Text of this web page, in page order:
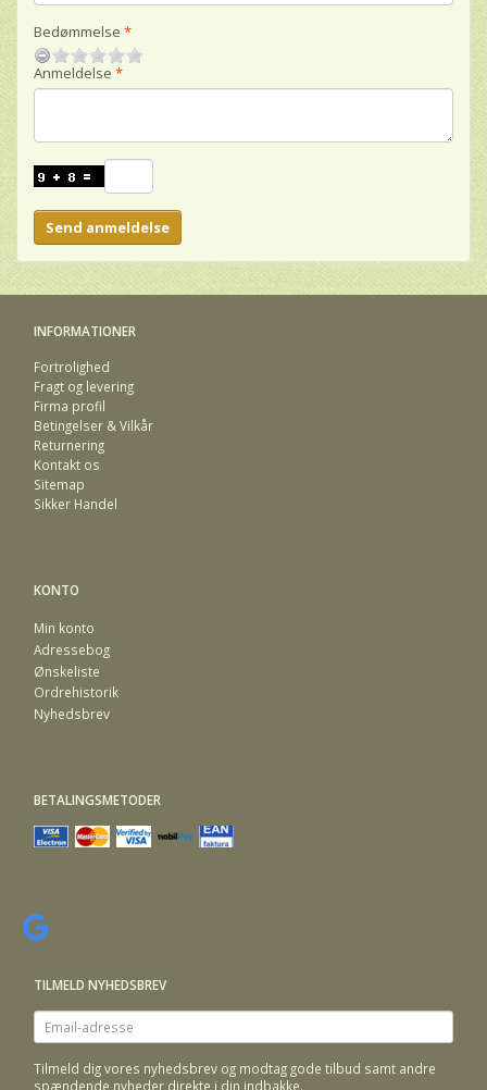
Bedømmelse
Anmeldelse
Send anmeldelse
INFORMATIONER
Fortrolighed
Fragt og levering
Firma profil
Betingelser & Vilkår
Returnering
Kontakt os
Sitemap
Sikker Handel
KONTO
Min konto
Adressebog
Ønskeliste
Ordrehistorik
Nyhedsbrev
BETALINGSMETODER
TILMELD NYHEDSBREV
Email-
adresse
Tilmeld dig vores nyhedsbrev og modtag gode tilbud samt andre
spændende nyheder direkte i din indbakke.